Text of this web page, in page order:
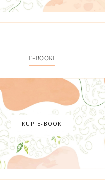
E-BOOKI
KUP E-BOOK